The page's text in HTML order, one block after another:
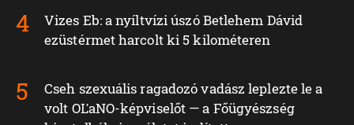
Vizes Eb: a nyíltvízi úszó Betlehem Dávid
ezüstérmet harcolt ki 5 kilométeren
Cseh szexuális ragadozó vadász leplezte le a
volt OĽaNO-képviselőt — a Főügyészség